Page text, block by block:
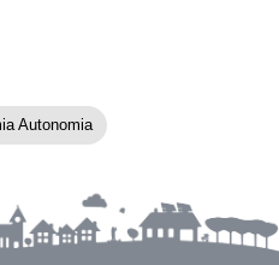
Autonomia